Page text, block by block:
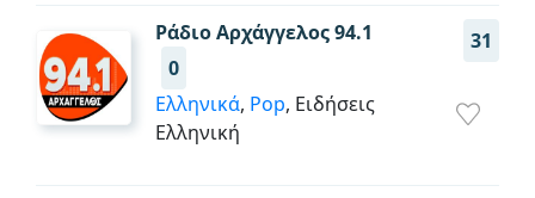
Ράδιο Αρχάγγελος 94.1
31
0
Ελληνικά, Pop, Ειδήσεις
Ελληνική